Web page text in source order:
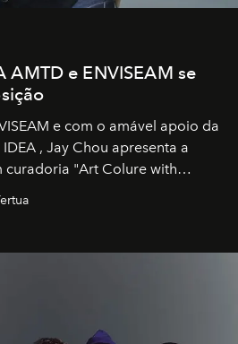
AMTD e ENVISEAM se
e com o amável apoio da
, Jay Chou apresenta a
curadoria "Art Colure with